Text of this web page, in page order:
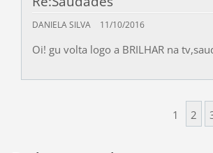
DANIELA SILVA 11/10/2016
Oi! gu volta logo a BRILHAR na
1 2